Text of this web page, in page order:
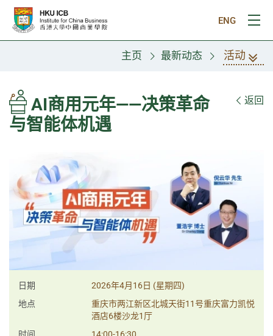
跳往主要内容
ENG
打
主页 最新动态 活动
AI商用元年——决策革命
与智能体机遇
返回
日期
2026年4月16日 (星期四)
地点
重庆市两江新区北城天街11号重庆富力凯悦
酒店6楼沙龙1厅
时间
14:00-16:30